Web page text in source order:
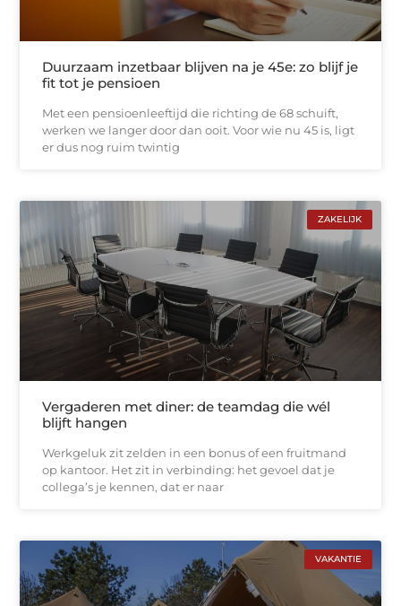
Duurzaam inzetbaar blijven na je 45e: zo blijf je
fit tot je pensioen
Met een pensioenleeftijd die richting de 68 schuift,
werken we langer door dan ooit. Voor wie nu 45 is, ligt
er dus nog ruim twintig
ZAKELIJK
Vergaderen met diner: de teamdag die wél
blijft hangen
Werkgeluk zit zelden in een bonus of een fruitmand
op kantoor. Het zit in verbinding: het gevoel dat je
collega’s je kennen, dat er naar
VAKANTIE